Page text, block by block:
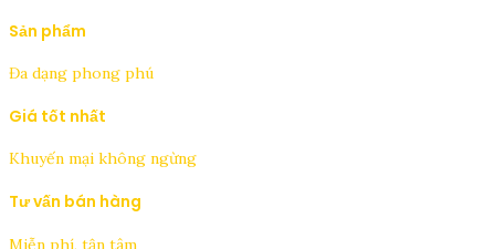
Sản phẩm
Đa dạng phong phú
Giá tốt nhất
Khuyến mại không ngừng
Tư vấn bán hàng
Miễn phí, tận tâm